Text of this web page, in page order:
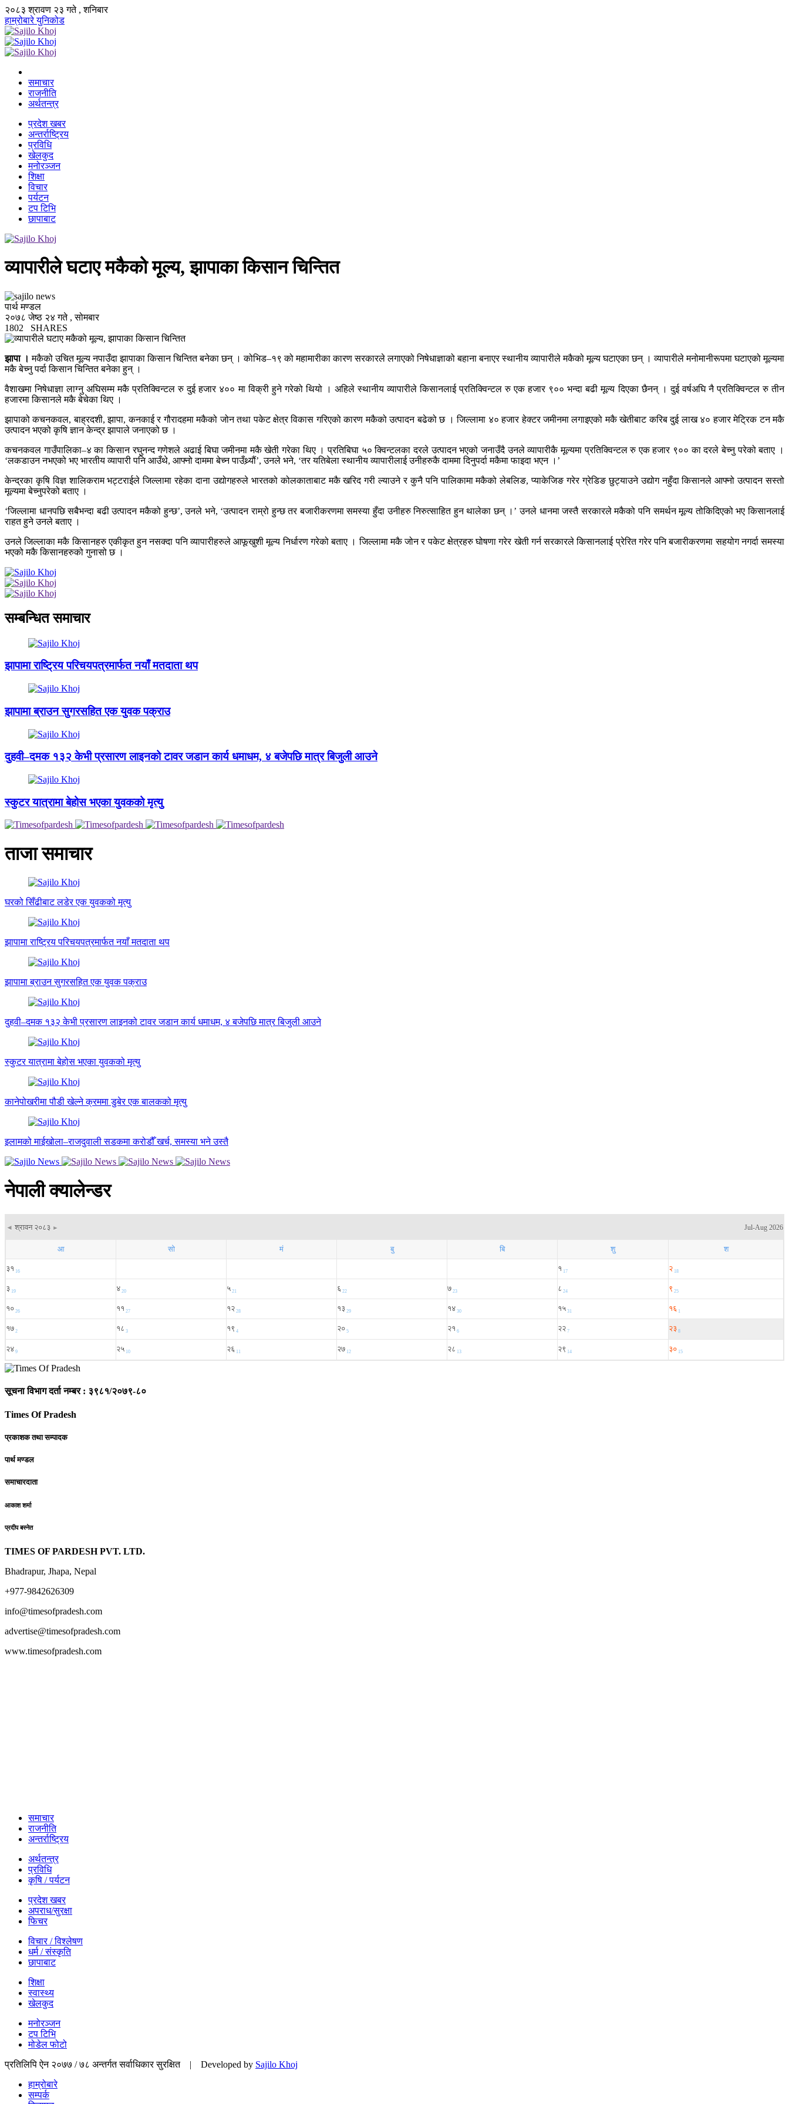
२०८३ श्रावण २३ गते , शनिबार
हाम्रोबारेयुनिकोड
समाचार
राजनीति
अर्थतन्त्र
प्रदेश खबर
अन्तर्राष्ट्रिय
प्रविधि
खेलकुद
मनोरञ्जन
शिक्षा
विचार
पर्यटन
टप टिभि
छापाबाट
व्यापारीले घटाए मकैको मूल्य, झापाका किसान चिन्तित
पार्थ मण्डल
२०७८ जेष्ठ २४ गते , सोमबार
1802
SHARES
झापा ।मकैको उचित मूल्य नपाउँदा झापाका किसान चिन्तित बनेका छन् । कोभिड–१९ को महामारीका कारण सरकारले लगाएको निषेधाज्ञाको बहाना बनाएर स्थानीय व्यापारीले मकैको मूल्य घटाएका छन् । व्यापारीले मनोमानीरूपमा घटाएको मूल्यमा
मकै बेच्नु पर्दा किसान चिन्तित बनेका हुन् ।
वैशाखमा निषेधाज्ञा लाग्नु अघिसम्म मकै प्रतिक्विन्टल रु दुई हजार ४०० मा विक्री हुने गरेको थियो । अहिले स्थानीय व्यापारीले किसानलाई प्रतिक्विन्टल रु एक हजार ९०० भन्दा बढी मूल्य दिएका छैनन् । दुई वर्षअघि नै प्रतिक्विन्टल रु तीन
हजारमा किसानले मकै बेचेका थिए ।
झापाको कचनकवल, बाह्रदशी, झापा, कनकाई र गौरादहमा मकैको जोन तथा पकेट क्षेत्र विकास गरिएको कारण मकैको उत्पादन बढेको छ । जिल्लामा ४० हजार हेक्टर जमीनमा लगाइएको मकै खेतीबाट करिब दुई लाख ४० हजार मेट्रिक टन मकै
उत्पादन भएको कृषि ज्ञान केन्द्र झापाले जनाएको छ ।
कचनकवल गाउँपालिका–४ का किसान रघुनन्द गणेशले अढाई बिघा जमीनमा मकै खेती गरेका थिए । प्रतिबिघा ५० क्विन्टलका दरले उत्पादन भएको जनाउँदै उनले व्यापारीकै मूल्यमा प्रतिक्विन्टल रु एक हजार ९०० का दरले बेच्नु परेको बताए ।
‘लकडाउन नभएको भए भारतीय व्यापारी पनि आउँथे, आफ्नो दाममा बेच्न पाउँथ्र्यौं’, उनले भने, ‘तर यतिबेला स्थानीय व्यापारीलाई उनीहरुकै दाममा दिनुपर्दा मकैमा फाइदा भएन ।’
केन्द्रका कृषि विज्ञ शालिकराम भट्टराईले जिल्लामा रहेका दाना उद्योगहरुले भारतको कोलकाताबाट मकै खरिद गरी ल्याउने र कुनै पनि पालिकामा मकैको लेबलिङ, प्याकेजिङ गरेर ग्रेडिङ छुट्याउने उद्योग नहुँदा किसानले आफ्नो उत्पादन सस्तो
मूल्यमा बेच्नुपरेको बताए ।
‘जिल्लामा धानपछि सबैभन्दा बढी उत्पादन मकैको हुन्छ’, उनले भने, ‘उत्पादन राम्रो हुन्छ तर बजारीकरणमा समस्या हुँदा उनीहरु निरुत्साहित हुन थालेका छन् ।’ उनले धानमा जस्तै सरकारले मकैको पनि समर्थन मूल्य तोकिदिएको भए किसानलाई
राहत हुने उनले बताए ।
उनले जिल्लाका मकै किसानहरु एकीकृत हुन नसक्दा पनि व्यापारीहरुले आफूखुशी मूल्य निर्धारण गरेको बताए । जिल्लामा मकै जोन र पकेट क्षेत्रहरु घोषणा गरेर खेती गर्न सरकारले किसानलाई प्रेरित गरेर पनि बजारीकरणमा सहयोग नगर्दा समस्या
भएको मकै किसानहरुको गुनासो छ ।
सम्बन्धित समाचार
झापामा राष्ट्रिय परिचयपत्रमार्फत नयाँ मतदाता थप
झापामा ब्राउन सुगरसहित एक युवक पक्राउ
दुहवी–दमक १३२ केभी प्रसारण लाइनको टावर जडान कार्य धमाधम, ४ बजेपछि मात्र बिजुली आउने
स्कुटर यात्रामा बेहोस भएका युवकको मृत्यु
ताजा समाचार
घरको सिँढीबाट लडेर एक युवकको मृत्यु
झापामा राष्ट्रिय परिचयपत्रमार्फत नयाँ मतदाता थप
झापामा ब्राउन सुगरसहित एक युवक पक्राउ
दुहवी–दमक १३२ केभी प्रसारण लाइनको टावर जडान कार्य धमाधम, ४ बजेपछि मात्र बिजुली आउने
स्कुटर यात्रामा बेहोस भएका युवकको मृत्यु
कानेपोखरीमा पौडी खेल्ने क्रममा डुबेर एक बालकको मृत्यु
इलामको माईखोला–राजदुवाली सडकमा करोडौँ खर्च, समस्या भने उस्तै
नेपाली क्यालेन्डर
सूचना विभाग दर्ता नम्बर : ३९८१/२०७९-८०
Times Of Pradesh
प्रकाशक तथा सम्पादक
पार्थ मण्डल
समाचारदाता
आकाश शर्मा
प्रदीप बस्नेत
TIMES OF PARDESH PVT. LTD.
Bhadrapur, Jhapa, Nepal
+977-9842626309
info@timesofpradesh.com
advertise@timesofpradesh.com
www.timesofpradesh.com
समाचार
राजनीति
अन्तर्राष्ट्रिय
अर्थतन्त्र
प्रविधि
कृषि / पर्यटन
प्रदेश खबर
अपराध/सुरक्षा
फिचर
विचार / विश्लेषण
धर्म / संस्कृति
छापाबाट
शिक्षा
स्वास्थ्य
खेलकुद
मनोरञ्जन
टप टिभि
मोडेल फोटो
प्रतिलिपि ऐन २०७७ / ७८ अन्तर्गत सर्वाधिकार सुरक्षित | Developed by Sajilo Khoj
हाम्रोबारे
सम्पर्क